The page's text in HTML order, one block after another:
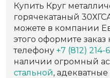
Купить Круг
горячекатаный
можете в компании
этого оформите заказ
телефону +7 (812) 214-
наличии огромный
стальной,